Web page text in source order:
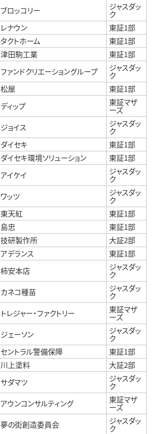
ブロッコリー ジャスダッ
ク
レナウン
東証1部
タクトホーム
東証1部
津田駒工業
東証1部
ファンドクリエーショングループ ジャスダッ
ク
松屋
東証1部
ディップ 東証マザ
ーズ
ジョイス ジャスダッ
ク
ダイセキ
東証1部
ダイセキ環境ソリューション
東証1部
アイケイ ジャスダッ
ク
ワッツ ジャスダッ
ク
東天紅
東証1部
島忠
東証1部
技研製作所
大証2部
アデランス
東証1部
柿安本店 ジャスダッ
ク
カネコ種苗 ジャスダッ
ク
トレジャー・ファクトリー 東証マザ
ーズ
ジェーソン ジャスダッ
ク
セントラル警備保障
東証1部
川上塗料
大証2部
サダマツ ジャスダッ
ク
アウンコンサルティング 東証マザ
ーズ
夢の街創造委員会 ジャスダッ
ク